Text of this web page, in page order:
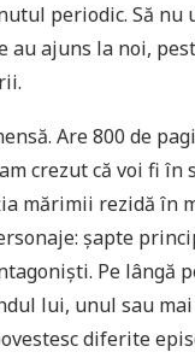
periodic. Să nu
au ajuns la noi,
Are 800 de
crezut că voi fi în
mărimii rezidă în
șapte
Pe lângă
lui, unul sau
diferite